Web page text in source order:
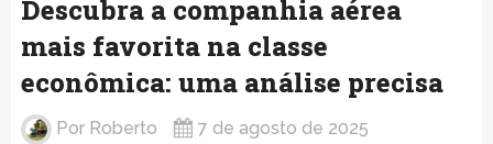
Descubra a companhia aérea
mais favorita na classe
econômica: uma análise precisa
Por Roberto 7 de agosto de 2025